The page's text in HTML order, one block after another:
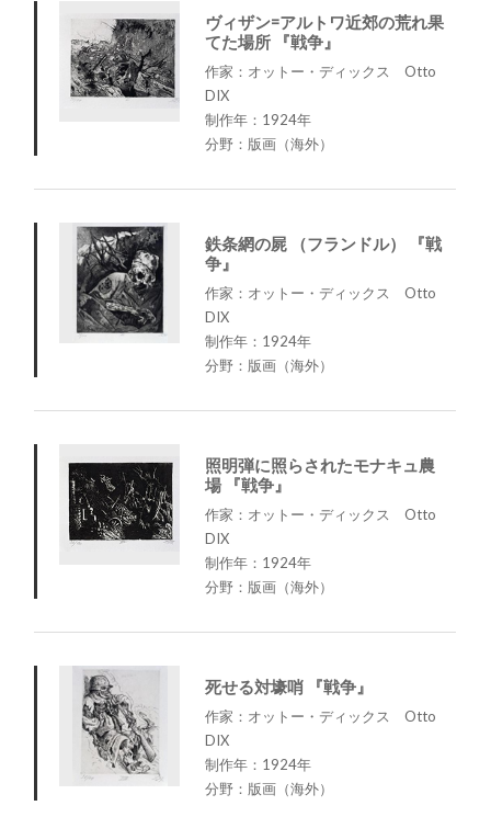
ヴィザン=アルトワ近郊の荒れ果
てた場所 『戦争』
作家：オットー・ディックス Otto
DIX
制作年：1924年
分野：版画（海外）
鉄条網の屍 （フランドル） 『戦
争』
作家：オットー・ディックス Otto
DIX
制作年：1924年
分野：版画（海外）
照明弾に照らされたモナキュ農
場 『戦争』
作家：オットー・ディックス Otto
DIX
制作年：1924年
分野：版画（海外）
死せる対壕哨 『戦争』
作家：オットー・ディックス Otto
DIX
制作年：1924年
分野：版画（海外）